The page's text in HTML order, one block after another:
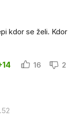
kdor se želi. Kdor
16 2